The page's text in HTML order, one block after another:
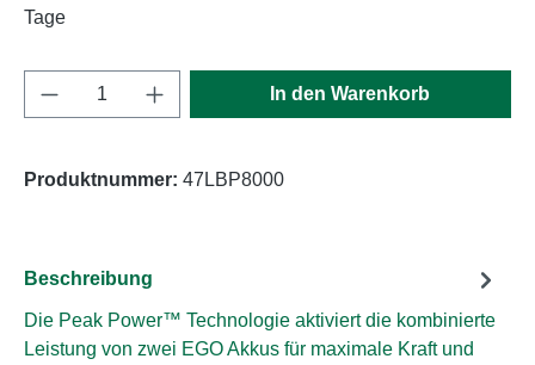
Tage
Produkt Anzahl: Gib den gewünschten
In den Warenkorb
Produktnummer: 47LBP8000
Beschreibung
Die Peak Power™ Technologie aktiviert die kombinierte
Leistung von zwei EGO Akkus für maximale Kraft und